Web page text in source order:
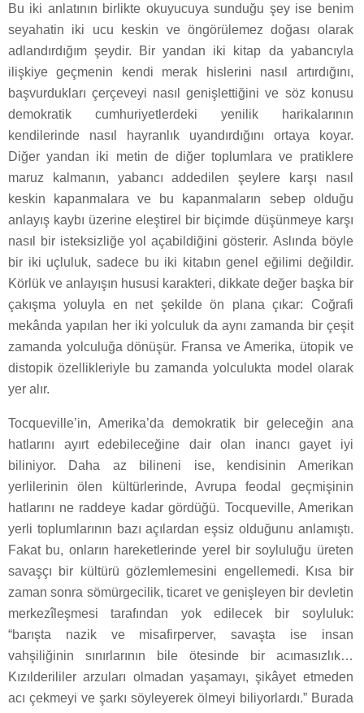
Bu iki anlatının birlikte okuyucuya sunduğu şey ise benim
seyahatin iki ucu keskin ve öngörülemez doğası olarak
adlandırdığım şeydir. Bir yandan iki kitap da yabancıyla
ilişkiye geçmenin kendi merak hislerini nasıl artırdığını,
başvurdukları çerçeveyi nasıl genişlettiğini ve söz konusu
demokratik cumhuriyetlerdeki yenilik harikalarının
kendilerinde nasıl hayranlık uyandırdığını ortaya koyar.
Diğer yandan iki metin de diğer toplumlara ve pratiklere
maruz kalmanın, yabancı addedilen şeylere karşı nasıl
keskin kapanmalara ve bu kapanmaların sebep olduğu
anlayış kaybı üzerine eleştirel bir biçimde düşünmeye karşı
nasıl bir isteksizliğe yol açabildiğini gösterir. Aslında böyle
bir iki uçluluk, sadece bu iki kitabın genel eğilimi değildir.
Körlük ve anlayışın hususi karakteri, dikkate değer başka bir
çakışma yoluyla en net şekilde ön plana çıkar: Coğrafi
mekânda yapılan her iki yolculuk da aynı zamanda bir çeşit
zamanda yolculuğa dönüşür. Fransa ve Amerika, ütopik ve
distopik özellikleriyle bu zamanda yolculukta model olarak
yer alır.
Tocqueville’in, Amerika’da demokratik bir geleceğin ana
hatlarını ayırt edebileceğine dair olan inancı gayet iyi
biliniyor. Daha az bilineni ise, kendisinin Amerikan
yerlilerinin ölen kültürlerinde, Avrupa feodal geçmişinin
hatlarını ne raddeye kadar gördüğü. Tocqueville, Amerikan
yerli toplumlarının bazı açılardan eşsiz olduğunu anlamıştı.
Fakat bu, onların hareketlerinde yerel bir soyluluğu üreten
savaşçı bir kültürü gözlemlemesini engellemedi. Kısa bir
zaman sonra sömürgecilik, ticaret ve genişleyen bir devletin
merkezîleşmesi tarafından yok edilecek bir soyluluk:
“barışta nazik ve misafirperver, savaşta ise insan
vahşiliğinin sınırlarının bile ötesinde bir acımasızlık…
Kızılderililer arzuları olmadan yaşamayı, şikâyet etmeden
acı çekmeyi ve şarkı söyleyerek ölmeyi biliyorlardı.” Burada